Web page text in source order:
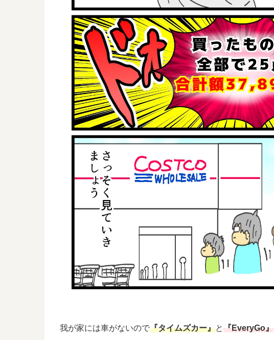
我が家には車がないので『タイムズカー』と『EveryGo』